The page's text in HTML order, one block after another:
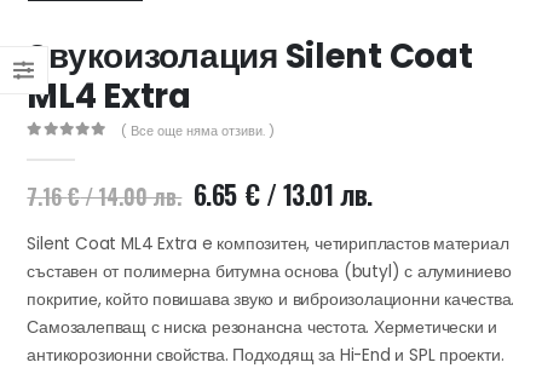
Звукоизолация Silent Coat
ML4 Extra
( Все още няма отзиви. )
7.16€/ 14.00 лв. Original
price
was:
7.16 €
/
14.00 лв..
6.65 €/ 13.01 лв.Текущата
цена
е:
6.65 €
/
13.01 лв..
Silent Coat ML4 Extra e композитен, четирипластов материал
съставен от полимерна битумна основа (butyl) с алуминиево
покритие, който повишава звуко и виброизолационни качества.
Самозалепващ с ниска резонансна честота. Херметически и
антикорозионни свойства. Подходящ за Hi-End и SPL проекти.